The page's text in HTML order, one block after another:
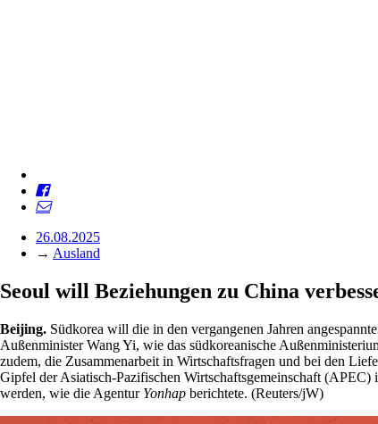
26.08.2025
→ Ausland
Seoul will Beziehungen zu China
Beijing. Südkorea will die in den vergangenen Jahren
Außenminister Wang Yi, wie das südkoreanische
zudem, die Zusammenarbeit in Wirtschaftsfragen und bei den
Gipfel der Asiatisch-Pazifischen Wirtschaftsgemeinschaft
werden, wie die Agentur Yonhap berichtete. (Reuters/jW)